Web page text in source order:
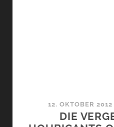
12. OKTOBER 2012
DIE